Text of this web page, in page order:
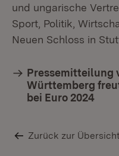
und ungarische
Sport, Politik,
Neuen Schloss in
Pressemitteilung
Württemberg
bei Euro 2024
Zurück zur Übersicht